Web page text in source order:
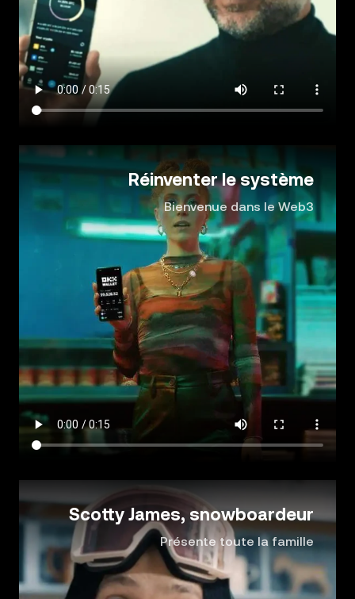
Réinventer le système
Bienvenue dans le Web3
Scotty James, snowboardeur
Présente toute la famille